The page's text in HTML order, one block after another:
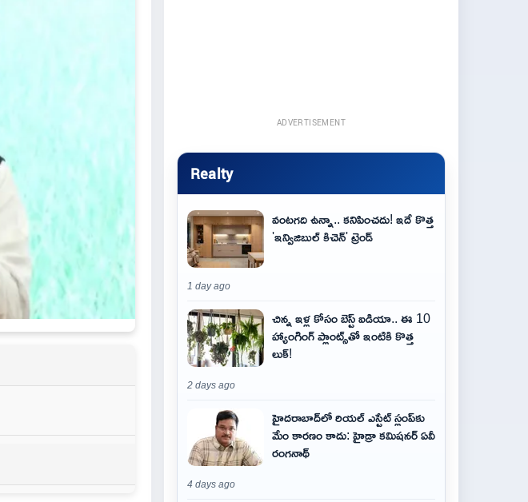
ADVERTISEMENT
Realty
వంటగది ఉన్నా.. కనిపించదు! ఇదే కొత్త
'ఇన్విజిబుల్ కిచెన్' ట్రెండ్
1 day ago
చిన్న ఇళ్ల కోసం బెస్ట్ ఐడియా.. ఈ 10
హ్యాంగింగ్ ప్లాంట్స్‌తో ఇంటికి కొత్త
లుక్!
2 days ago
హైదరాబాద్‌లో రియల్ ఎస్టేట్ స్లంప్‌కు
మేం కారణం కాదు: హైడ్రా కమిషనర్ ఏవీ
రంగనాథ్
4 days ago